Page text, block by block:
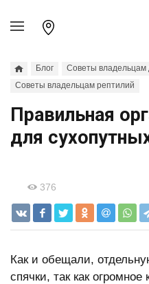
Блог
Советы
Советы владельцам рептилий
Правильная
для
376
Как и обещали,
спячки, так как